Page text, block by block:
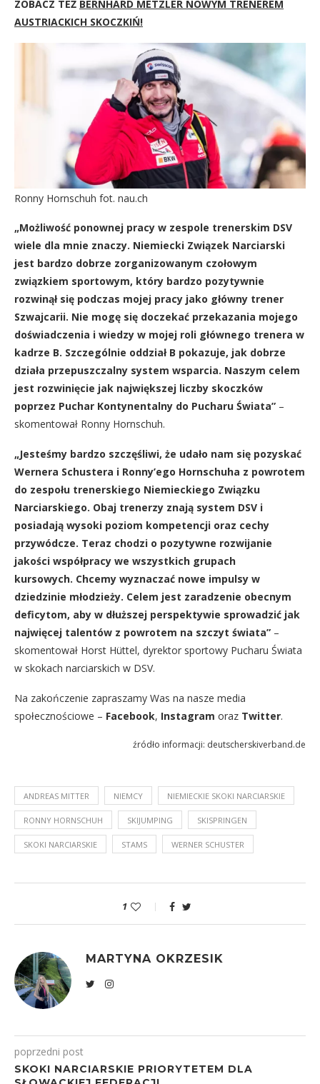
ZOBACZ TEŻ BERNHARD METZLER NOWYM TRENEREM
AUSTRIACKICH SKOCZKIŃ!
Ronny Hornschuh fot. nau.ch
„Możliwość ponownej pracy w zespole trenerskim DSV
wiele dla mnie znaczy. Niemiecki Związek Narciarski
jest bardzo dobrze zorganizowanym czołowym
związkiem sportowym, który bardzo pozytywnie
rozwinął się podczas mojej pracy jako główny trener
Szwajcarii. Nie mogę się doczekać przekazania mojego
doświadczenia i wiedzy w mojej roli głównego trenera w
kadrze B. Szczególnie oddział B pokazuje, jak dobrze
działa przepuszczalny system wsparcia. Naszym celem
jest rozwinięcie jak największej liczby skoczków
poprzez Puchar Kontynentalny do Pucharu Świata” –
skomentował Ronny Hornschuh.
„Jesteśmy bardzo szczęśliwi, że udało nam się pozyskać
Wernera Schustera i Ronny’ego Hornschuha z powrotem
do zespołu trenerskiego Niemieckiego Związku
Narciarskiego. Obaj trenerzy znają system DSV i
posiadają wysoki poziom kompetencji oraz cechy
przywódcze. Teraz chodzi o pozytywne rozwijanie
jakości współpracy we wszystkich grupach
kursowych. Chcemy wyznaczać nowe impulsy w
dziedzinie młodzieży. Celem jest zaradzenie obecnym
deficytom, aby w dłuższej perspektywie sprowadzić jak
najwięcej talentów z powrotem na szczyt świata” –
skomentował Horst Hüttel, dyrektor sportowy Pucharu Świata
w skokach narciarskich w DSV.
Na zakończenie zapraszamy Was na nasze media
społecznościowe – Facebook, Instagram oraz Twitter.
źródło informacji: deutscherskiverband.de
ANDREAS MITTER NIEMCY NIEMIECKIE SKOKI NARCIARSKIE
RONNY HORNSCHUH SKIJUMPING SKISPRINGEN
SKOKI NARCIARSKIE STAMS WERNER SCHUSTER
1
MARTYNA OKRZESIK
poprzedni post
SKOKI NARCIARSKIE PRIORYTETEM DLA